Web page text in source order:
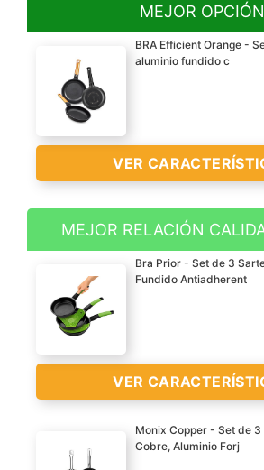
MEJOR OPCIÓN
BRA Efficient Orange -
aluminio fundido c
VER
Incluye: 3 sartenes de 6
mm de espesor (18-22-26
cm) con mango
ergonómico Efficient
Orange
Antiadherente sin PFOA
deformación con fondo
MEJOR RELACIÓN
Bra Prior - Set de 3
Fundido Antiadherent
VER
Aluminio fundido de la
Monix Copper - Set de
Cobre, Aluminio Forj